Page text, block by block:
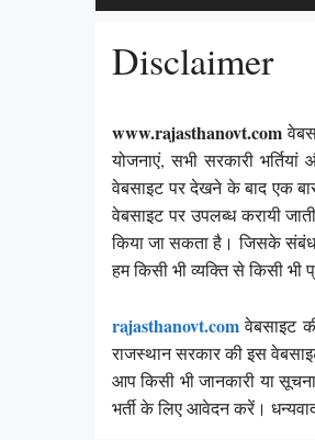
Disclaimer
www.rajasthanovt.com
योजनाएं, सभी सरकारी
वेबसाइट पर देखने के बाद एक
वेबसाइट पर उपलब्ध करायी
किया जा सकता है। जिसके संबंध
हम किसी भी व्यक्ति से किसी
rajasthanovt.com वेबसाइट
राजस्थान सरकार की इस
आप किसी भी जानकारी या
भर्ती के लिए आवेदन करें।